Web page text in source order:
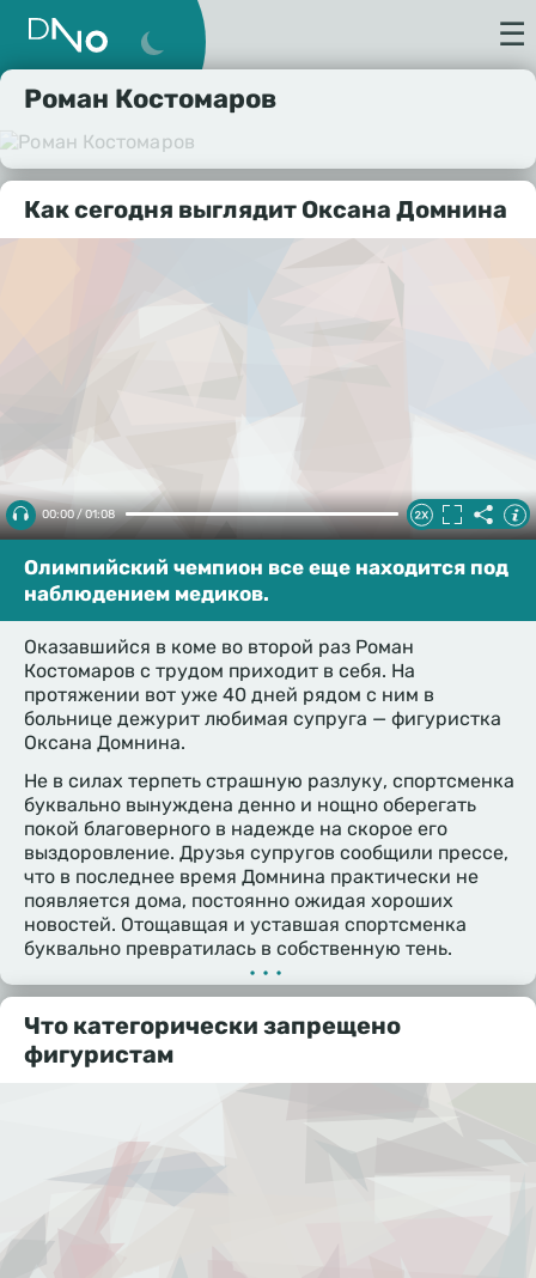
☰
Роман Костомаров
Как сегодня выглядит Оксана Домнина
00:00 / 01:08
Олимпийский чемпион все еще находится под
наблюдением медиков.
Оказавшийся в коме во второй раз Роман
Костомаров с трудом приходит в себя. На
протяжении вот уже 40 дней рядом с ним в
больнице дежурит любимая супруга — фигуристка
Оксана Домнина.
Не в силах терпеть страшную разлуку, спортсменка
буквально вынуждена денно и нощно оберегать
покой благоверного в надежде на скорое его
выздоровление. Друзья супругов сообщили прессе,
что в последнее время Домнина практически не
появляется дома, постоянно ожидая хороших
новостей. Отощавщая и уставшая спортсменка
буквально превратилась в собственную тень.
•••
Что категорически запрещено
фигуристам